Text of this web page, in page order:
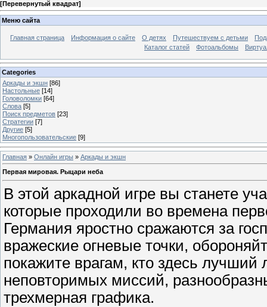
[Перевернутый квадрат]
Меню сайта
Главная страница Информация о сайте О детях Путешествуем с детьми
Каталог статей
Фотоальбомы
Categories
Аркады и экшн [86]
Настольные [14]
Головоломки [64]
Слова [5]
Поиск предметов [23]
Стратегии [7]
Другие [5]
Многопользовательские [9]
Главная » Онлайн игры » Аркады и экшн
Первая мировая. Рыцари неба
В этой аркадной игре вы станете
которые проходили во времена
Германия яростно сражаются за
вражеские огневые точки,
покажите врагам, кто здесь лучший
неповторимых миссий,
трехмерная графика.